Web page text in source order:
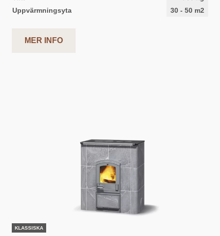
Uppvärmningsyta
30 - 50 m2
MER INFO
KLASSISKA